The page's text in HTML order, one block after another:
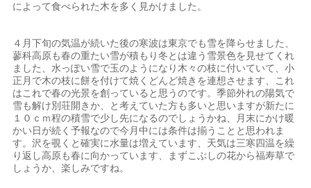
によって食べられた木を多く見かけました。
４月下旬の気温が続いた後の寒波は東京でも雪を降らせました、
蓼科高原も春の重たい雪が積もり冬とは違う雪景色を見せてくれ
ました、水っぽい雪で玉のようになり木々の枝に付いていて、小
正月で木の枝に餅を付けて焼くどんど焼きを連想させます、これ
はこれで春の光景を創っていると思うのです。季節外れの陽気で
雪も解け別荘開きか、と考えていた方も多いと思いますが新たに
１０ｃｍ程の積雪で少し先になるのでしょうかね、月末にかけ暖
かい日が続く予報なので今月中には条件は揃うことと思われま
す。沢を覗くと確実に水量は増えています、天気は三寒四温を繰
り返し高原も春に向かっています、まずこぶしの花から福寿草で
しょうか、楽しみですね。